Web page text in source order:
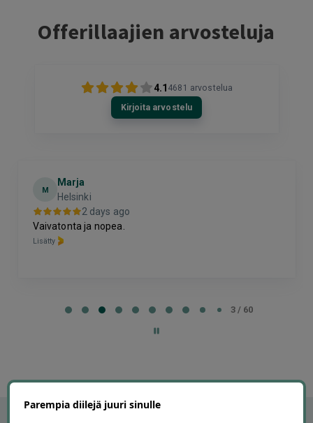
Offerillaajien arvosteluja
4.1 4681 arvostelua
Kirjoita arvostelu
M
Marja
Helsinki
2 days ago
Vaivatonta ja nopea.
Lisätty
3 / 60
Parempia diilejä juuri sinulle